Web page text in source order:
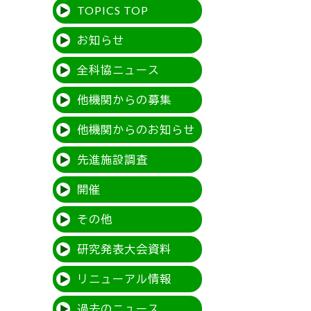
TOPICS TOP
お知らせ
全科協ニュース
他機関からの募集
他機関からのお知らせ
先進施設調査
開催
その他
研究発表大会資料
リニューアル情報
過去のニュース